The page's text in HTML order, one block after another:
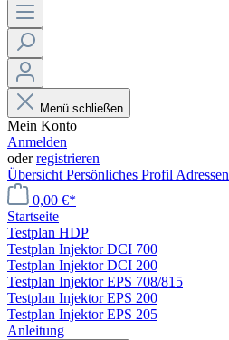
Menü schließen
Mein Konto
Anmelden
oderregistrieren
Übersicht Persönliches Profil Adressen
0,00 €*
Startseite
Testplan HDP
Testplan Injektor DCI 700
Testplan Injektor DCI 200
Testplan Injektor EPS 708/815
Testplan Injektor EPS 200
Testplan Injektor EPS 205
Anleitung